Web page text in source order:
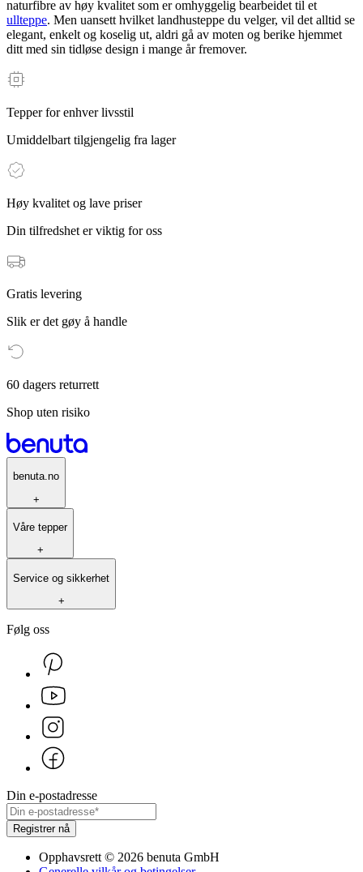
naturfibre av høy kvalitet som er omhyggelig bearbeidet til et
ullteppe. Men uansett hvilket landhusteppe du velger, vil det alltid se
elegant, enkelt og koselig ut, aldri gå av moten og berike hjemmet
ditt med sin tidløse design i mange år fremover.
Tepper for enhver livsstil
Umiddelbart tilgjengelig fra lager
Høy kvalitet og lave priser
Din tilfredshet er viktig for oss
Gratis levering
Slik er det gøy å handle
60 dagers returrett
Shop uten risiko
benuta.no
+
Våre tepper
+
Service og sikkerhet
+
Følg oss
Din e-postadresse
Registrer nå
Opphavsrett © 2026 benuta GmbH